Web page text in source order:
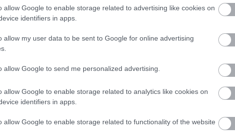
allow Google to enable storage related to advertising like cookies on
identifiers in apps.
allow my user data to be sent to Google for online advertising
allow Google to send me personalized advertising.
allow Google to enable storage related to analytics like cookies on
identifiers in apps.
allow Google to enable storage related to functionality of the website
révén. Ott nőtt fel közöttünk a Bihari együttes
különleges érzékenysége a
Az általam megénekelt személyes történetek,
Tán mert ő is örök lázadó. Egyik
aztán Cserhalmi Gyurival közös lemezükre
Táncegyüttessel színpadra állította az eddig
bujdosókat. Ő énekelt, s meg kell
módon. Így hát most, hogy torok- és
le kellett mondjak az énekesi szerepkörről,
meg dalaim előadására. Bár jóval fiatalabb
hangja ismét Bognár Szilvi lesz, vele is szépen